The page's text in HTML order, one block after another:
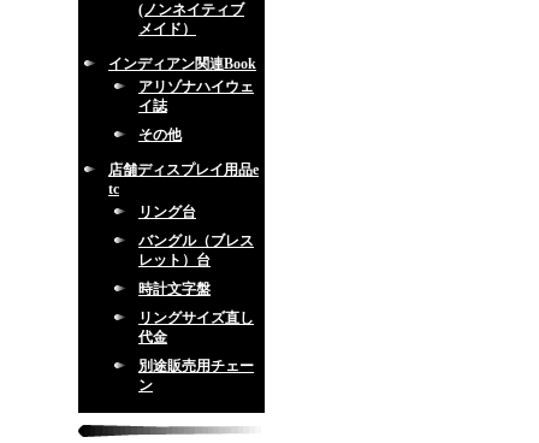
(ノンネイティブ
メイド）
インディアン関連Book
アリゾナハイウェ
イ誌
その他
店舗ディスプレイ用品e
tc
リング台
バングル（ブレス
レット）台
時計文字盤
リングサイズ直し
代金
別途販売用チェー
ン